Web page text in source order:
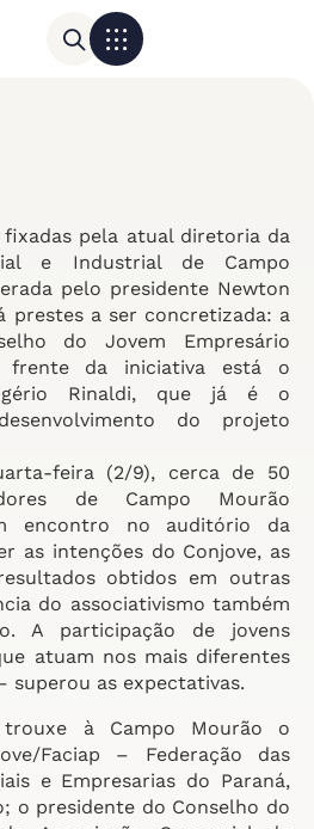
fixadas pela atual diretoria da
e Industrial de Campo
pelo presidente Newton
prestes a ser concretizada: a
do Jovem Empresário
frente da iniciativa está o
Rinaldi, que já é o
do projeto
feira (2/9), cerca de 50
de Campo Mourão
encontro no auditório da
as intenções do Conjove, as
obtidos em outras
do associativismo também
A participação de jovens
atuam nos mais diferentes
superou as expectativas.
à Campo Mourão o
Faciap – Federação das
e Empresarias do Paraná,
o presidente do Conselho do